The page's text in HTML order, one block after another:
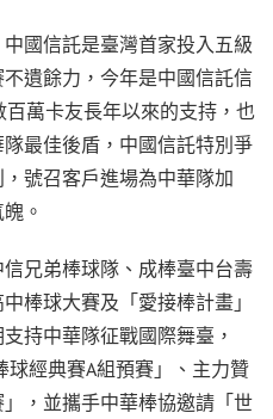
國信託是臺灣首家投入五級
遺餘力，今年是中國信託信
萬卡友長年以來的支持，也
最佳後盾，中國信託特別爭
號召客戶進場為中華隊加
。
兄弟棒球隊、成棒臺中台壽
棒球大賽及「愛接棒計畫」
持中華隊征戰國際舞臺，
經典賽A組預賽」、主力贊
，並攜手中華棒協邀請「世